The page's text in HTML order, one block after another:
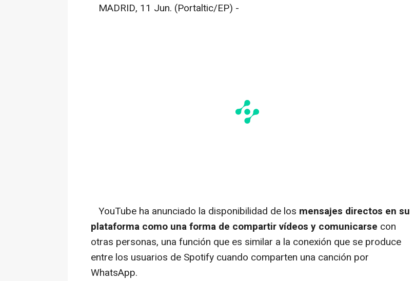
MADRID, 11 Jun. (Portaltic/EP) -
YouTube ha anunciado la disponibilidad de los mensajes directos en su
plataforma como una forma de compartir vídeos y comunicarse con
otras personas, una función que es similar a la conexión que se produce
entre los usuarios de Spotify cuando comparten una canción por
WhatsApp.